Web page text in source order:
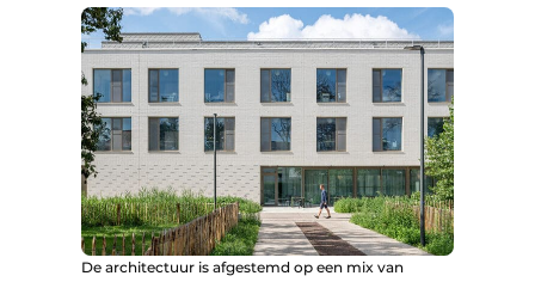
De architectuur is afgestemd op een mix van